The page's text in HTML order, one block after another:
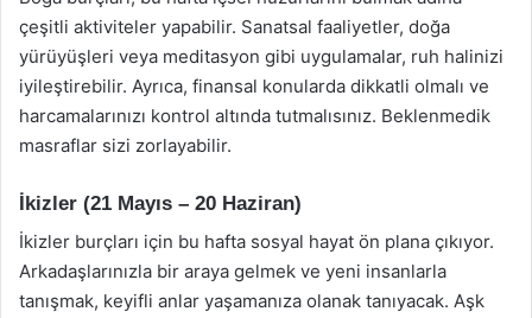
çeşitli aktiviteler yapabilir. Sanatsal faaliyetler, doğa
yürüyüşleri veya meditasyon gibi uygulamalar, ruh halinizi
iyileştirebilir. Ayrıca, finansal konularda dikkatli olmalı ve
harcamalarınızı kontrol altında tutmalısınız. Beklenmedik
masraflar sizi zorlayabilir.
İkizler (21 Mayıs – 20 Haziran)
İkizler burçları için bu hafta sosyal hayat ön plana çıkıyor.
Arkadaşlarınızla bir araya gelmek ve yeni insanlarla
tanışmak, keyifli anlar yaşamanıza olanak tanıyacak. Aşk